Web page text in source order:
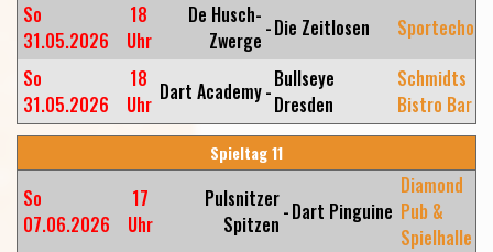
So
31.05.2026
18
Uhr
De Husch-
Zwerge -Die Zeitlosen
Sportecho
So
31.05.2026
18
Uhr Dart Academy-Bullseye
Dresden
Schmidts
Bistro Bar
Spieltag 11
So
07.06.2026
17
Uhr
Pulsnitzer
Spitzen -Dart Pinguine
Diamond
Pub &
Spielhalle